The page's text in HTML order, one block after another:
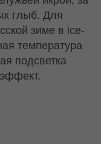
глыб. Для
зиме в ice-
температура
подсветка